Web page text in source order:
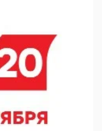
для соцконтракта